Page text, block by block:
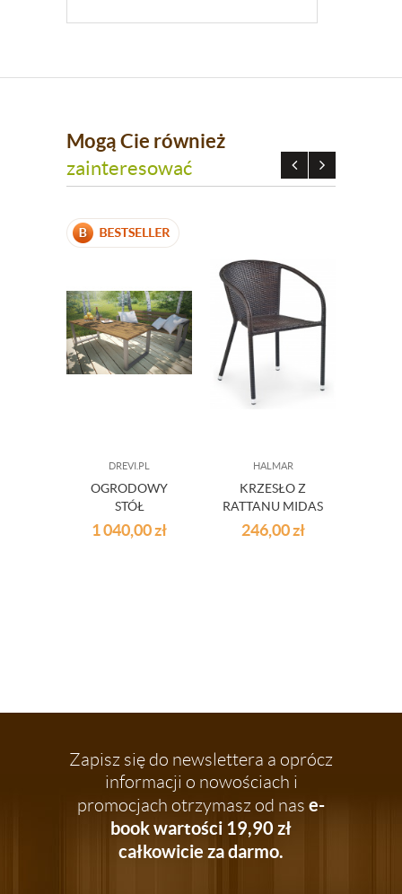
Mogą Cie również
zainteresować
DREVI.PL
OGRODOWY
STÓŁ
DREWNIANY 150
CM
1 040,00zł
HALMAR
KRZESŁO Z
RATTANU MIDAS
246,00zł
Zapisz się do newslettera a oprócz
informacji o nowościach i
promocjach otrzymasz od nas e-
book wartości 19,90 zł
całkowicie za darmo.